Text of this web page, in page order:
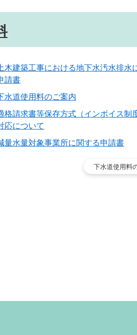
木建築工事における地下水汚水排水
請書
水道使用料のご案内
格請求書等保存方式（インボイス制
応について
量水量対象事業所に関する申請書
下水道使用料